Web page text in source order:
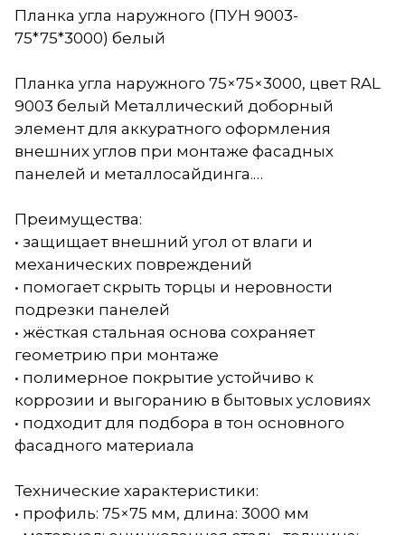
Планка угла наружного (ПУН 9003-
75*75*3000) белый
Планка угла наружного 75×75×3000, цвет RAL
9003 белый Металлический доборный
элемент для аккуратного оформления
внешних углов при монтаже фасадных
панелей и металлосайдинга.…
Преимущества:
• защищает внешний угол от влаги и
механических повреждений
• помогает скрыть торцы и неровности
подрезки панелей
• жёсткая стальная основа сохраняет
геометрию при монтаже
• полимерное покрытие устойчиво к
коррозии и выгоранию в бытовых условиях
• подходит для подбора в тон основного
фасадного материала
Технические характеристики:
• профиль: 75×75 мм, длина: 3000 мм